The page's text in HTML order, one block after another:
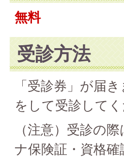
無料
受診方法
「受診券」が届
をして受診してく
（注意）受診の
ナ保険証・資格